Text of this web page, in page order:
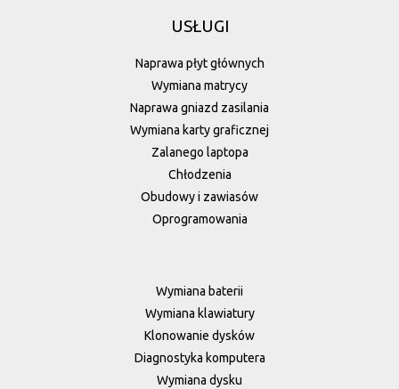
USŁUGI
Naprawa płyt głównych
Wymiana matrycy
Naprawa gniazd zasilania
Wymiana karty graficznej
Zalanego laptopa
Chłodzenia
Obudowy i zawiasów
Oprogramowania
Wymiana baterii
Wymiana klawiatury
Klonowanie dysków
Diagnostyka komputera
Wymiana dysku